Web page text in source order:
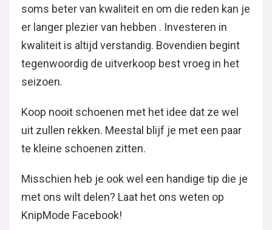
soms beter van kwaliteit en om die reden kan je
er langer plezier van hebben . Investeren in
kwaliteit is altijd verstandig. Bovendien begint
tegenwoordig de uitverkoop best vroeg in het
seizoen.
Koop nooit schoenen met het idee dat ze wel
uit zullen rekken. Meestal blijf je met een paar
te kleine schoenen zitten.
Misschien heb je ook wel een handige tip die je
met ons wilt delen? Laat het ons weten op
KnipMode Facebook!